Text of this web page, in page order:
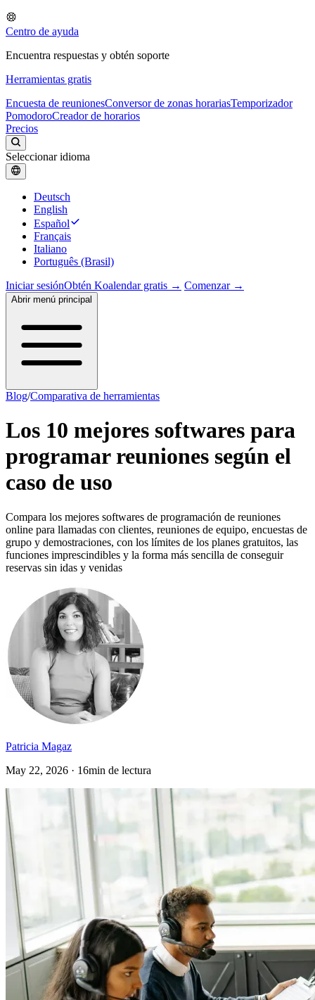
Centro de ayuda
Encuentra respuestas y obtén soporte
Herramientas gratis
Encuesta de reunionesConversor de zonas horariasTemporizador
PomodoroCreador de horarios
Precios
Seleccionar idioma
Deutsch
English
Español
Français
Italiano
Português (Brasil)
Iniciar sesiónObtén Koalendar gratis → Comenzar →
Abrir menú principal
Blog/Comparativa de herramientas
Los 10 mejores softwares para
programar reuniones según el
caso de uso
Compara los mejores softwares de programación de reuniones
online para llamadas con clientes, reuniones de equipo, encuestas de
grupo y demostraciones, con los límites de los planes gratuitos, las
funciones imprescindibles y la forma más sencilla de conseguir
reservas sin idas y venidas
Patricia Magaz
May 22, 2026 · 16min de lectura